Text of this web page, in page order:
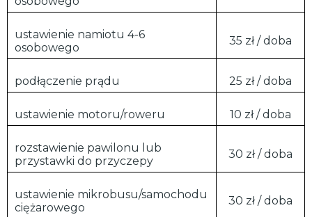
ustawienie namiotu 4-6
osobowego
35 zł / doba
podłączenie prądu 25 zł / doba
ustawienie motoru/roweru 10 zł / doba
rozstawienie pawilonu lub
przystawki do przyczepy
30 zł / doba
ustawienie mikrobusu/samochodu
ciężarowego
30 zł / doba